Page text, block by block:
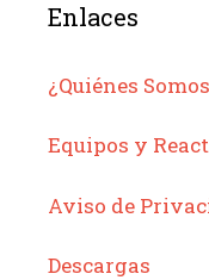
Enlaces
¿Quiénes
Equipos y
Aviso de
Descargas